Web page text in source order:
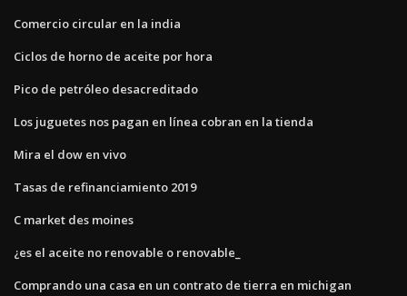
Comercio circular en la india
Ciclos de horno de aceite por hora
Pico de petróleo desacreditado
Los juguetes nos pagan en línea cobran en la tienda
Mira el dow en vivo
Tasas de refinanciamiento 2019
C market des moines
¿es el aceite no renovable o renovable_
Comprando una casa en un contrato de tierra en michigan